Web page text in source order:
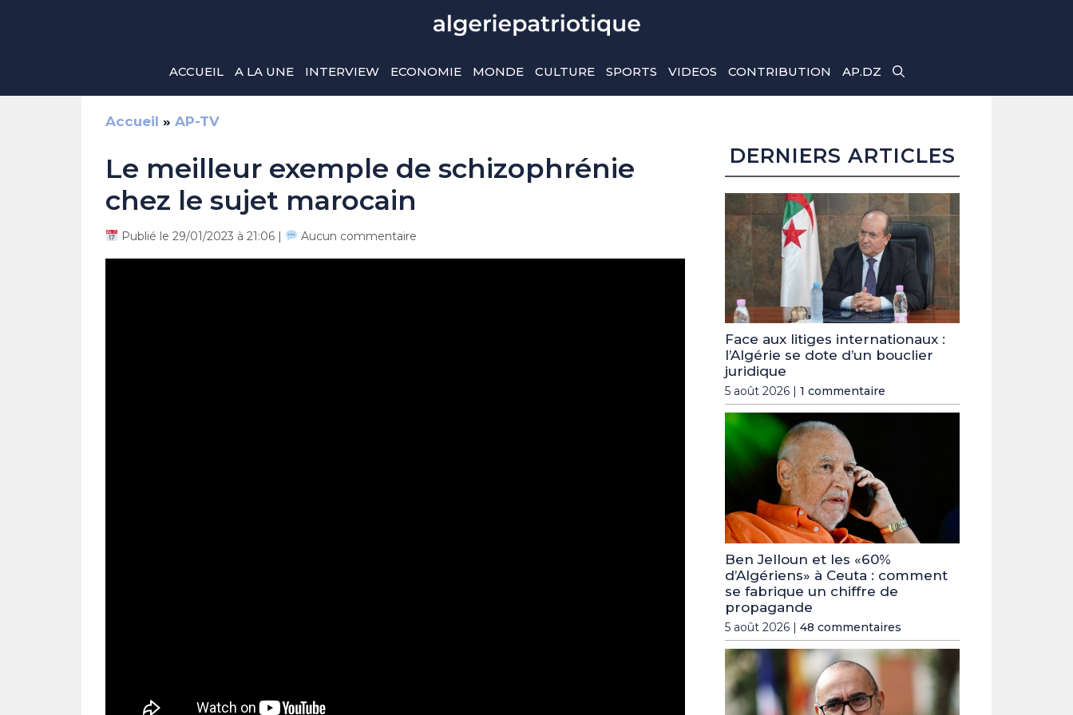
ACCUEIL A LA UNE INTERVIEW ECONOMIE MONDE CULTURE SPORTS VIDEOS CONTRIBUTION AP.DZ
Accueil » AP-TV
Le meilleur exemple de schizophrénie
chez le sujet marocain
Publié le 29/01/2023 à 21:06 | Aucun commentaire
DERNIERS ARTICLES
Face aux litiges internationaux :
l’Algérie se dote d’un bouclier
juridique
5 août 2026 | 1 commentaire
Ben Jelloun et les «60%
d’Algériens» à Ceuta : comment
se fabrique un chiffre de
propagande
5 août 2026 | 48 commentaires